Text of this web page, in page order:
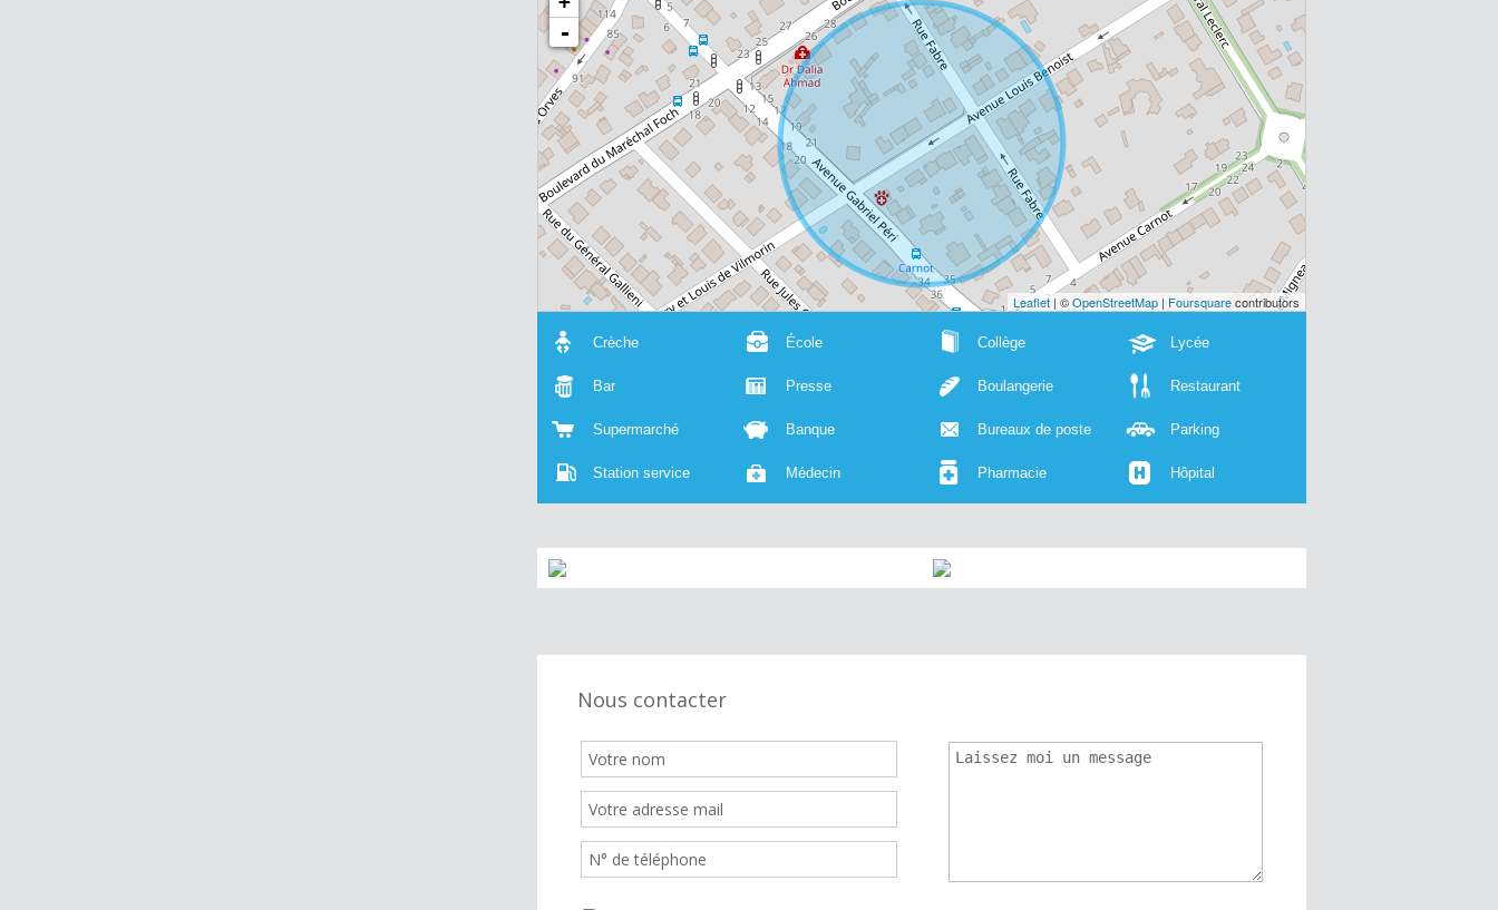
-
Leaflet | ©OpenStreetMap | Foursquarecontributors
Crèche École Collège Lycée
Bar Presse Boulangerie Restaurant
Supermarché Banque Bureaux de poste Parking
Station service Médecin Pharmacie Hôpital
Nous contacter